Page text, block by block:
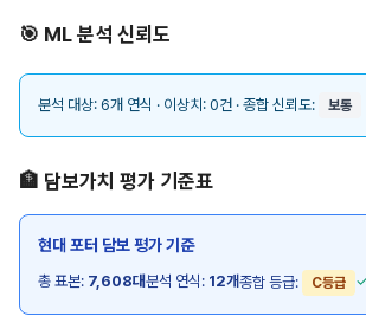
🎯 ML 분석 신뢰도
분석 대상: 6개 연식 · 이상치: 0건 · 종합 신뢰도: 보통
🏦 담보가치 평가 기준표
현대 포터 담보 평가 기준
총 표본: 7,608대분석 연식: 12개종합 등급: C등급